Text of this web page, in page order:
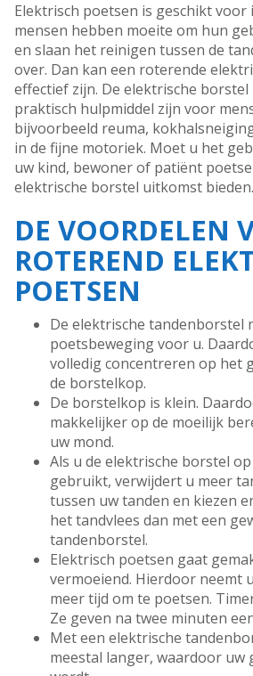
Elektrisch poetsen is geschikt voor
mensen hebben moeite om hun
en slaan het reinigen tussen de
over. Dan kan een roterende
effectief zijn. De elektrische borstel
praktisch hulpmiddel zijn voor
bijvoorbeeld reuma,
in de fijne motoriek. Moet u het
uw kind, bewoner of patiënt
elektrische borstel uitkomst bieden.
DE VOORDELEN
ROTEREND
POETSEN
De elektrische tandenborstel
poetsbeweging voor u.
volledig concentreren op het
de borstelkop.
De borstelkop is klein.
makkelijker op de moeilijk
uw mond.
Als u de elektrische borstel
gebruikt, verwijdert u meer
tussen uw tanden en kiezen
het tandvlees dan met een
tandenborstel.
Elektrisch poetsen gaat
vermoeiend. Hierdoor neemt
meer tijd om te poetsen.
Ze geven na twee minuten
Met een elektrische
meestal langer, waardoor uw